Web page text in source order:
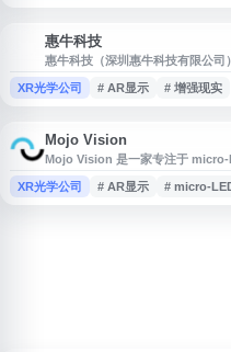
惠牛科技
惠牛科技（深圳惠牛科技有限公
相关技术与产品的网站，主要展示
息。网站可用于了解惠牛科技的公
XR光学公司 # AR显示 # 增强现实
Mojo Vision
Mojo Vision 是一家专注于 micro-
型显示、下一代屏幕与相关视觉计
micro-LED 的产品理念、技术特点
XR光学公司 # AR显示 # micro-